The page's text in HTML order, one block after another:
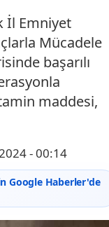
İl Emniyet
Mücadele
başarılı
maddesi,
- 00:14
Google Haberler'de